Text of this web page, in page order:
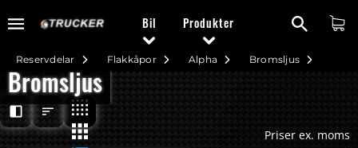
Bil Produkter
Bromsljus
Alpha
Flakkåpor
Reservdelar
Bromsljus
Priser ex. moms